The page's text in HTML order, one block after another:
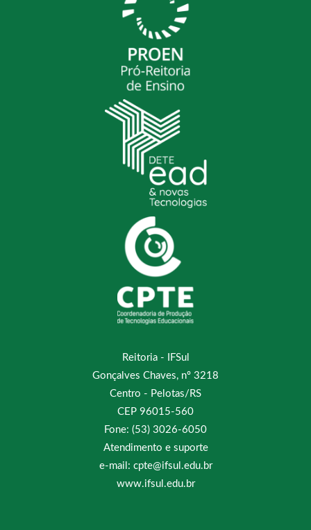
Reitoria - IFSul
Gonçalves Chaves, nº 3218
Centro - Pelotas/RS
CEP 96015-560
Fone: (53) 3026-6050
Atendimento e suporte
e-mail: cpte@ifsul.edu.br
www.ifsul.edu.br